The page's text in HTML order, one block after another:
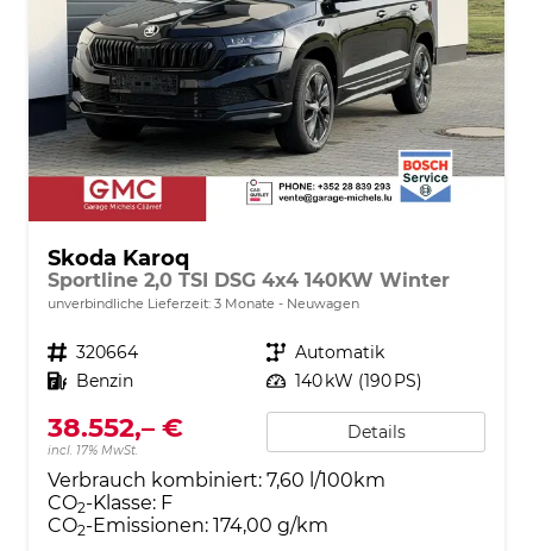
Skoda Karoq
Sportline 2,0 TSI DSG 4x4 140KW Winter
unverbindliche Lieferzeit: 3 Monate Neuwagen
Fahrzeugnr. 320664 Getriebe Automatik
Kraftstoff Benzin Leistung 140 kW (190 PS)
38.552,– €
incl. 17% MwSt.
Details
Verbrauch kombiniert: 7,60 l/100km
CO2-Klasse: F
CO2-Emissionen: 174,00 g/km